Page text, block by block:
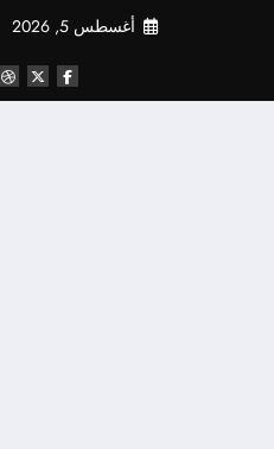
أغسطس 5, 2026